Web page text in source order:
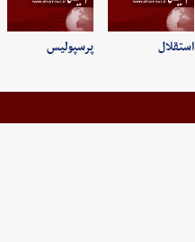
استقلال پرسپولیس